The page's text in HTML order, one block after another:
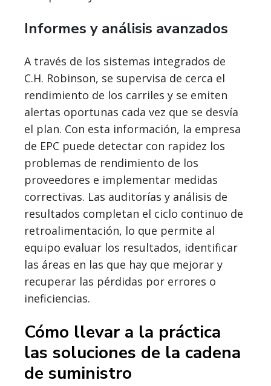
Informes y análisis avanzados
A través de los sistemas integrados de
C.H. Robinson, se supervisa de cerca el
rendimiento de los carriles y se emiten
alertas oportunas cada vez que se desvía
el plan. Con esta información, la empresa
de EPC puede detectar con rapidez los
problemas de rendimiento de los
proveedores e implementar medidas
correctivas. Las auditorías y análisis de
resultados completan el ciclo continuo de
retroalimentación, lo que permite al
equipo evaluar los resultados, identificar
las áreas en las que hay que mejorar y
recuperar las pérdidas por errores o
ineficiencias.
Cómo llevar a la práctica
las soluciones de la cadena
de suministro